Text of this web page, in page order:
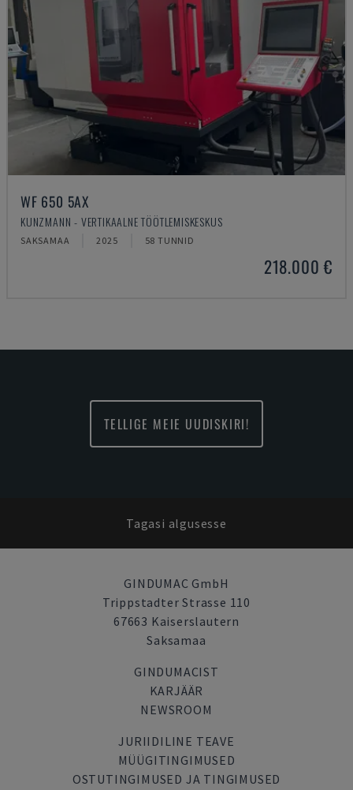
WF 650 5AX
KUNZMANN - VERTIKAALNE TÖÖTLEMISKESKUS
SAKSAMAA 2025 58 TUNNID
218.000 €
TELLIGE MEIE UUDISKIRI!
Tagasi algusesse
GINDUMAC GmbH
Trippstadter Strasse 110
67663 Kaiserslautern
Saksamaa
GINDUMACIST
KARJÄÄR
NEWSROOM
JURIIDILINE TEAVE
MÜÜGITINGIMUSED
OSTUTINGIMUSED JA TINGIMUSED